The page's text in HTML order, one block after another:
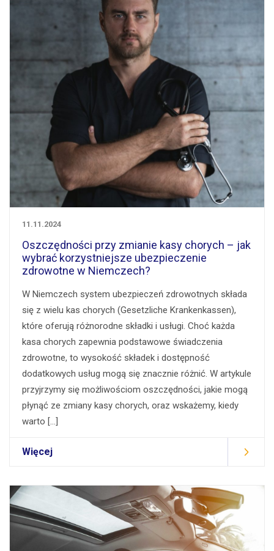
11.11.2024
Oszczędności przy zmianie kasy chorych – jak
wybrać korzystniejsze ubezpieczenie
zdrowotne w Niemczech?
W Niemczech system ubezpieczeń zdrowotnych składa
się z wielu kas chorych (Gesetzliche Krankenkassen),
które oferują różnorodne składki i usługi. Choć każda
kasa chorych zapewnia podstawowe świadczenia
zdrowotne, to wysokość składek i dostępność
dodatkowych usług mogą się znacznie różnić. W artykule
przyjrzymy się możliwościom oszczędności, jakie mogą
płynąć ze zmiany kasy chorych, oraz wskażemy, kiedy
warto […]
Więcej